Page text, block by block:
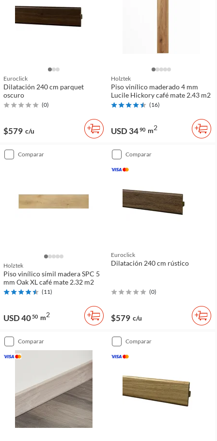
Euroclick
Dilatación 240 cm parquet
oscuro
(0)
$579 c/u
Holztek
Piso vinílico maderado 4 mm
Lucile Hickory café mate 2.43 m2
(16)
USD 3490 m2
comparar
Holztek
Piso vinílico símil madera SPC 5
mm Oak XL café mate 2.32 m2
(11)
USD 4050 m2
comparar
Euroclick
Dilatación 240 cm rústico
(0)
$579 c/u
comparar comparar